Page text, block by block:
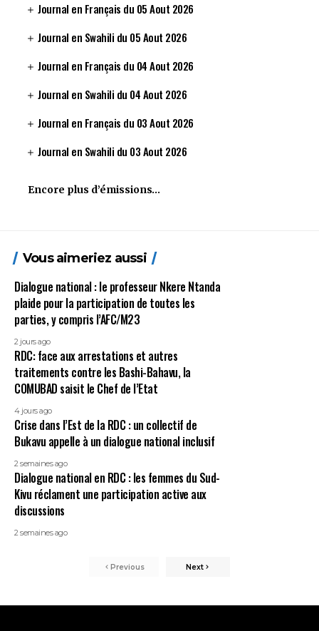
Journal en Français du 05 Aout 2026
Journal en Swahili du 05 Aout 2026
Journal en Français du 04 Aout 2026
Journal en Swahili du 04 Aout 2026
Journal en Français du 03 Aout 2026
Journal en Swahili du 03 Aout 2026
Encore plus d’émissions…
Vous aimeriez aussi
Dialogue national : le professeur Nkere Ntanda
plaide pour la participation de toutes les
parties, y compris l’AFC/M23
2 jours ago
RDC: face aux arrestations et autres
traitements contre les Bashi-Bahavu, la
COMUBAD saisit le Chef de l’Etat
4 jours ago
Crise dans l’Est de la RDC : un collectif de
Bukavu appelle à un dialogue national inclusif
2 semaines ago
Dialogue national en RDC : les femmes du Sud-
Kivu réclament une participation active aux
discussions
2 semaines ago
Previous Next